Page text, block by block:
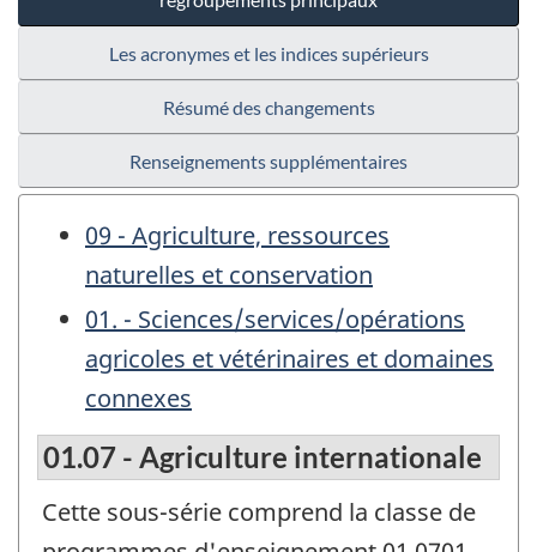
Les acronymes et les indices supérieurs
Résumé des changements
Renseignements supplémentaires
09 - Agriculture, ressources
naturelles et conservation
01. - Sciences/services/opérations
agricoles et vétérinaires et domaines
connexes
01.07 - Agriculture internationale
Cette sous-série comprend la classe de